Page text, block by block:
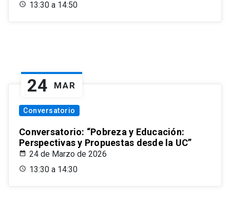
13:30 a 14:50
24 MAR
Conversatorio
Conversatorio: “Pobreza y Educación:
Perspectivas y Propuestas desde la UC”
24 de Marzo de 2026
13:30 a 14:30